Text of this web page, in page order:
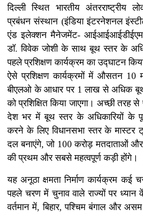
दिल्ली स्थित भारतीय अंतरराष्ट्रीय
प्रबंधन संस्थान (इंडिया इंटरनेशनल
एंड इलेक्शन मैनेजमेंट-
डॉ. विवेक जोशी के साथ बूथ स्तर के
पहले प्रशिक्षण कार्यक्रम का उद्घाटन
ऐसे प्रशिक्षण कार्यक्रमों में औसतन 10
बीएलओ के आधार पर 1 लाख से अधिक बूथ
को प्रशिक्षित किया जाएगा। अच्छी तरह से
देश भर में बूथ स्तर के अधिकारियों के
करने के लिए विधानसभा स्तर के मास्टर
दल बनाएंगे, जो 100 करोड़ मतदाताओं
की प्रथम और सबसे महत्वपूर्ण कड़ी होंगे।
यह अनूठा क्षमता निर्माण कार्यक्रम
पहले चरण में चुनाव वाले राज्यों पर ध्यान
वर्तमान में, बिहार, पश्चिम बंगाल और